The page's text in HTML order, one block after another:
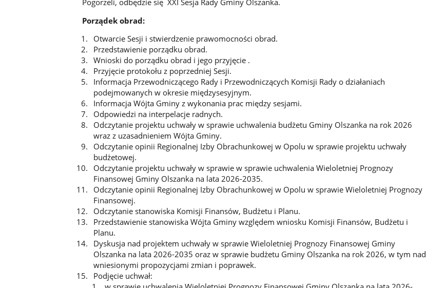
Porządek obrad:
Otwarcie Sesji i stwierdzenie prawomocności obrad.
Przedstawienie porządku obrad.
Wnioski do porządku obrad i jego przyjęcie .
Przyjęcie protokołu z poprzedniej Sesji.
Informacja Przewodniczącego Rady i Przewodniczących Komisji Rady o działaniach
podejmowanych w okresie międzysesyjnym.
Informacja Wójta Gminy z wykonania prac między sesjami.
Odpowiedzi na interpelacje radnych.
Odczytanie projektu uchwały w sprawie uchwalenia budżetu Gminy Olszanka na rok 2026
wraz z uzasadnieniem Wójta Gminy.
Odczytanie opinii Regionalnej Izby Obrachunkowej w Opolu w sprawie projektu uchwały
budżetowej.
Odczytanie projektu uchwały w sprawie w sprawie uchwalenia Wieloletniej Prognozy
Finansowej Gminy Olszanka na lata 2026-2035.
Odczytanie opinii Regionalnej Izby Obrachunkowej w Opolu w sprawie Wieloletniej Prognozy
Finansowej.
Odczytanie stanowiska Komisji Finansów, Budżetu i Planu.
Przedstawienie stanowiska Wójta Gminy względem wniosku Komisji Finansów, Budżetu i
Planu.
Dyskusja nad projektem uchwały w sprawie Wieloletniej Prognozy Finansowej Gminy
Olszanka na lata 2026-2035 oraz w sprawie budżetu Gminy Olszanka na rok 2026, w tym nad
wniesionymi propozycjami zmian i poprawek.
Podjęcie uchwał: